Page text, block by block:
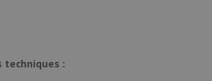
techniques :